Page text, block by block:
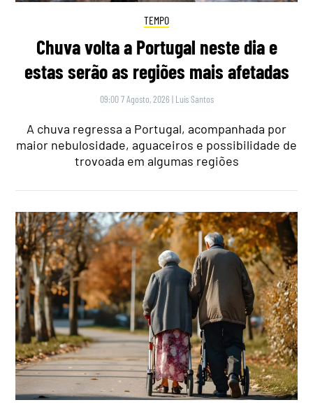
TEMPO
Chuva volta a Portugal neste dia e
estas serão as regiões mais afetadas
09:00 7 Agosto, 2026 | Luís Santos
A chuva regressa a Portugal, acompanhada por
maior nebulosidade, aguaceiros e possibilidade de
trovoada em algumas regiões